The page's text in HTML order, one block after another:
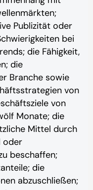
Publizität oder
bei
die Fähigkeit,
die
Branche sowie
von
von
Monate; die
Mittel durch
oder
beschaffen;
die
abzuschließen;